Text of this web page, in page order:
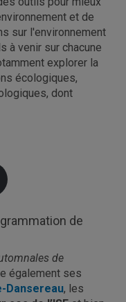
et de
sur l'environnement
à venir sur chacune
explorer la
écologiques,
dont
de
de
également ses
Dansereau, les